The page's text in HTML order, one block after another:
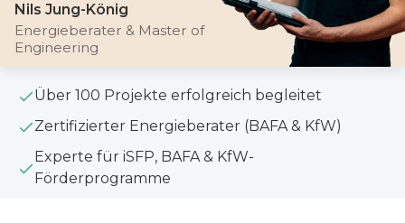
Nils Jung-König
Energieberater & Master of
Engineering
Über 100 Projekte erfolgreich begleitet
Zertifizierter Energieberater (BAFA & KfW)
Experte für iSFP, BAFA & KfW-
Förderprogramme